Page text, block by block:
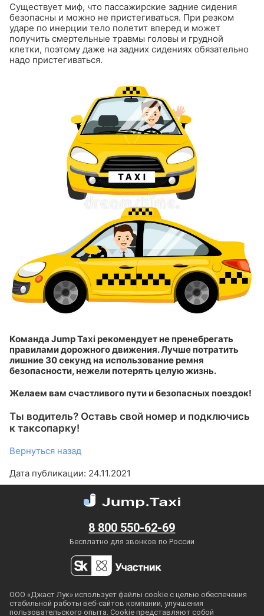
Существует миф, что пассажирские задние сидения
безопасны и можно не пристегиваться. При резком
ударе по инерции тело полетит вперед и может
получить смертельные травмы головы и грудной
клетки, поэтому даже на задних сидениях обязательно
надо пристегиваться.
Команда Jump Taxi рекомендует не пренебрегать
правилами дорожного движения. Лучше потратить
лишние 30 секунд на использование ремня
безопасности, нежели потерять целую жизнь.
Желаем вам счастливого пути и безопасных поездок!
Ты водитель? Оставь свой номер и подключись
к таксопарку!
Вернуться назад
Дата публикации: 24.11.2021
8 800 550-62-69
Бесплатно для звонков по России
ООО «Джаст Лук» использует файлы cookie с целью обеспечения
стабильной работы веб-сайтов компании, улучшения
пользовательского опыта. Cookie представляют собой